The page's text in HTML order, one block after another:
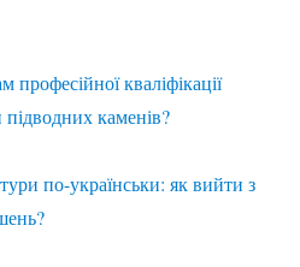
кваліфікації
каменів?
по-українськи: як вийти з